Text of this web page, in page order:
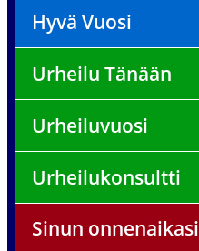
Hyvä Vuosi
Urheilu Tänään
Urheiluvuosi
Urheilukonsultti
Sinun onnenaikasi